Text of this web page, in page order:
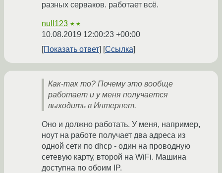
разных серваков. работает всё.
null123 ★★
10.08.2019 12:00:23 +00:00
Показать ответ
Ссылка
Как-так то? Почему это вообще
работает и у меня получается
выходить в Интернет.
Оно и должно работать. У меня, например,
ноут на работе получает два адреса из
одной сети по dhcp - один на проводную
сетевую карту, второй на WiFi. Машина
доступна по обоим IP.